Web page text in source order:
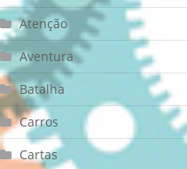
Atenção
Aventura
Batalha
Carros
Cartas